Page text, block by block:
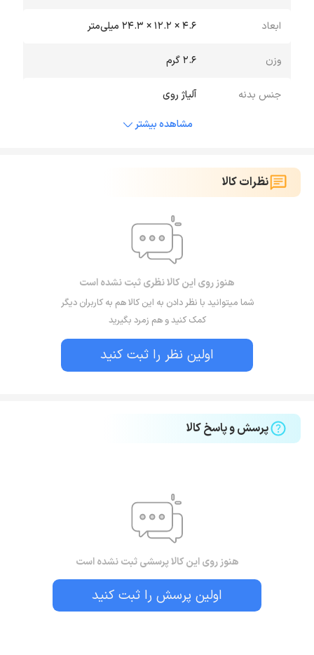
ابعاد 4.6 × 12.2 × 24.3 میلی‌متر
وزن 2.6 گرم
جنس بدنه
آلیاژ روی
مشاهده بیشتر
نظرات کالا
هنوز روی این کالا نظری ثبت نشده است
شما میتوانید با نظر دادن به این کالا هم به کاربران دیگر
کمک کنید و هم زمرد بگیرید
اولین نظر را ثبت کنید
پرسش و پاسخ کالا
هنوز روی این کالا پرسشی ثبت نشده است
اولین پرسش را ثبت کنید